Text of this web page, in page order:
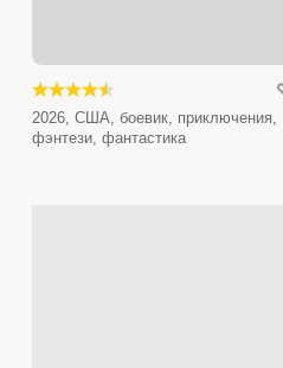
2026, США, боевик, приключения,
фэнтези, фантастика